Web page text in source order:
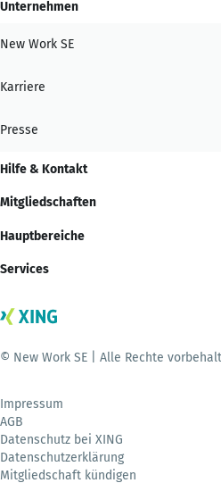
Unternehmen
New Work SE
Karriere
Presse
Hilfe & Kontakt
Mitgliedschaften
Hauptbereiche
Services
© New Work SE | Alle Rechte
Impressum
AGB
Datenschutz bei XING
Datenschutzerklärung
Mitgliedschaft kündigen